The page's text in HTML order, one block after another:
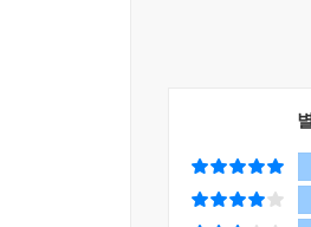
불륜이라는 소재를
이 책은 우리가 예상
그들은 “맙소사, ‘불